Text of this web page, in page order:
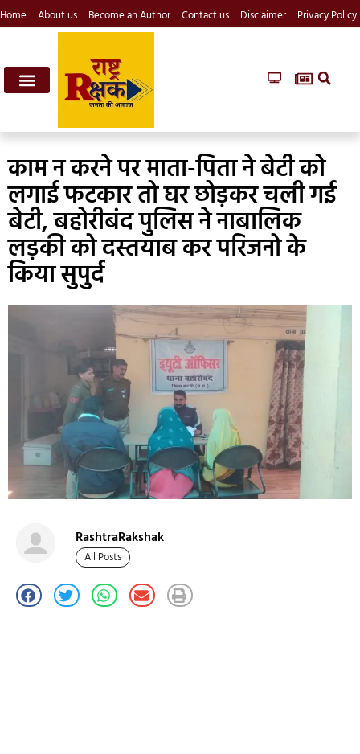
Home About us Become an Author Contact us Disclaimer Privacy Policy
काम न करने पर माता-पिता ने बेटी को
लगाई फटकार तो घर छोड़कर चली गई
बेटी, बहोरीबंद पुलिस ने नाबालिक
लड़की को दस्तयाब कर परिजनो के
किया सुपुर्द
RashtraRakshak
All Posts